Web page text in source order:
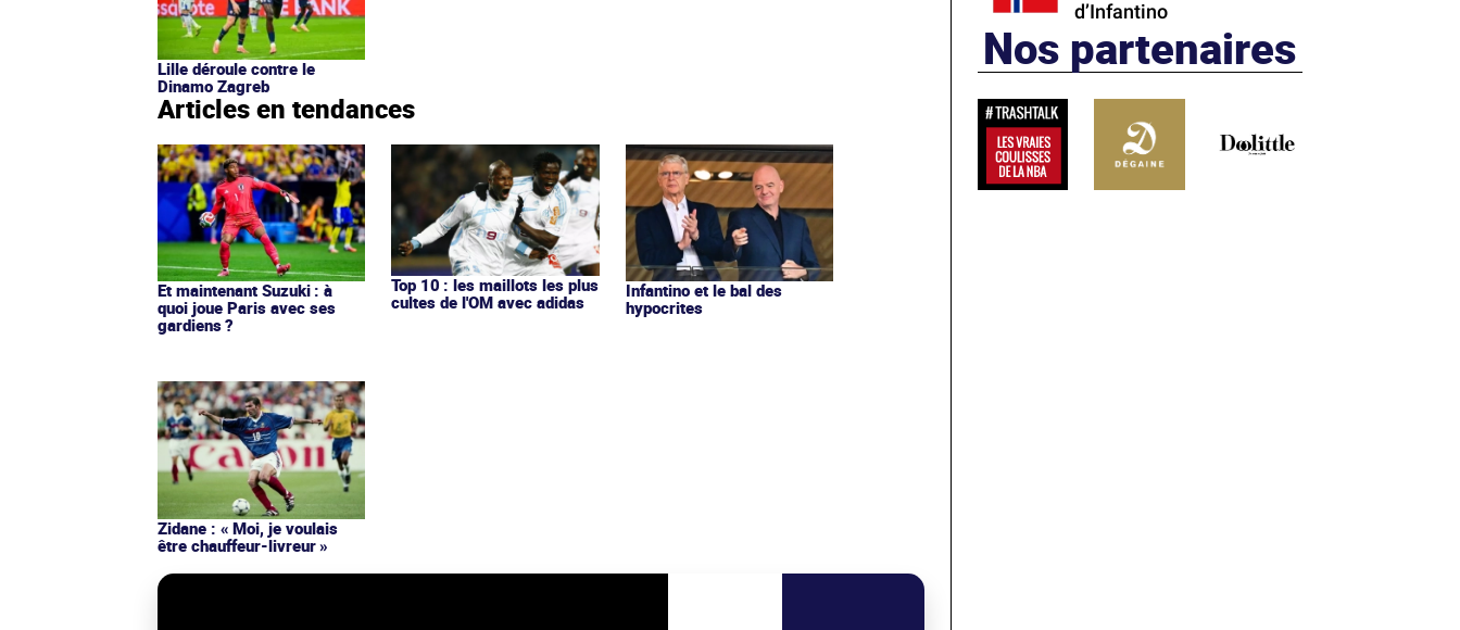
Lille déroule contre le
Dinamo Zagreb
Articles en tendances
Et maintenant Suzuki : à
quoi joue Paris avec ses
gardiens ?
Top 10 : les maillots les plus
cultes de l'OM avec adidas
Infantino et le bal des
hypocrites
Zidane : « Moi, je voulais
être chauffeur-livreur »
d’Infantino
Nos partenaires